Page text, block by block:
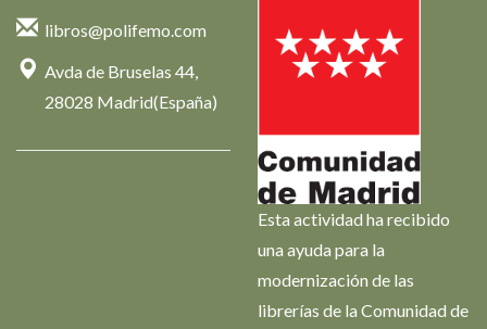
libros@polifemo.com
Avda de Bruselas 44,
28028 Madrid(España)
Esta actividad ha recibido
una ayuda para la
modernización de las
librerías de la Comunidad de